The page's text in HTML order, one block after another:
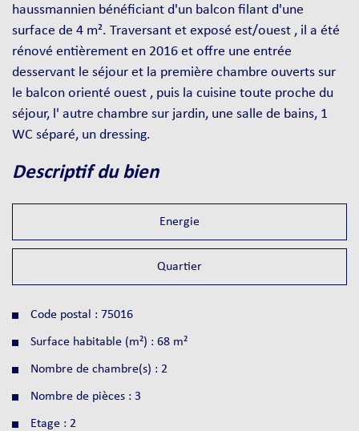
haussmannien bénéficiant d'un balcon filant d'une
surface de 4 m². Traversant et exposé est/ouest , il a été
rénové entièrement en 2016 et offre une entrée
desservant le séjour et la première chambre ouverts sur
le balcon orienté ouest , puis la cuisine toute proche du
séjour, l' autre chambre sur jardin, une salle de bains, 1
WC séparé, un dressing.
descriptif du bien
Energie
Quartier
Code postal : 75016
Surface habitable (m²) : 68 m²
Nombre de chambre(s) : 2
Nombre de pièces : 3
Etage : 2